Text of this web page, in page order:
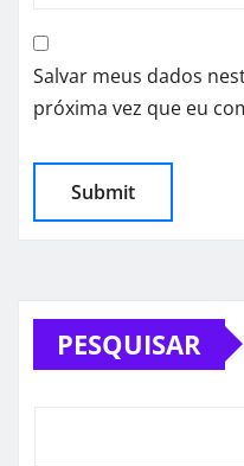
Salvar meus dados
próxima vez que eu
PESQUISAR